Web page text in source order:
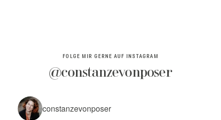
FOLGE MIR GERNE AUF INSTAGRAM
@constanzevonposer
constanzevonposer